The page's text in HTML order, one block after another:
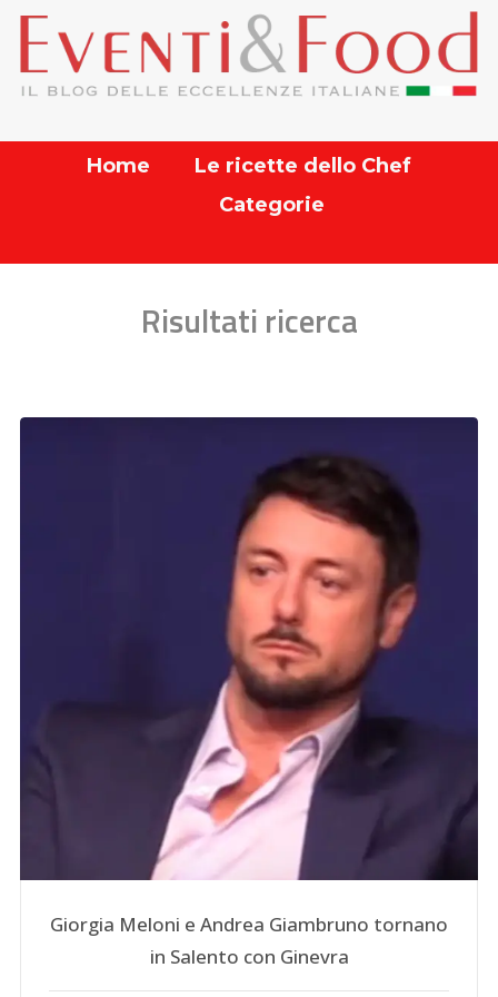
Home
Le ricette dello Chef
Categorie
Risultati ricerca
Giorgia Meloni e Andrea Giambruno tornano
in Salento con Ginevra